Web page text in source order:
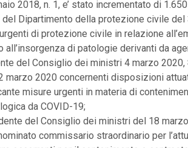
2018, n. 1, e’ stato incrementato di
del Dipartimento della protezione civile
di protezione civile in relazione
all’insorgenza di patologie derivanti da
del Consiglio dei ministri 4 marzo 2020,
marzo 2020 concernenti disposizioni
misure urgenti in materia di
da COVID-19;
del Consiglio dei ministri del 18
commissario straordinario per